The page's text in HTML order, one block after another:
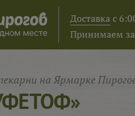
Доставкас
Принимаем
на Ярмарке